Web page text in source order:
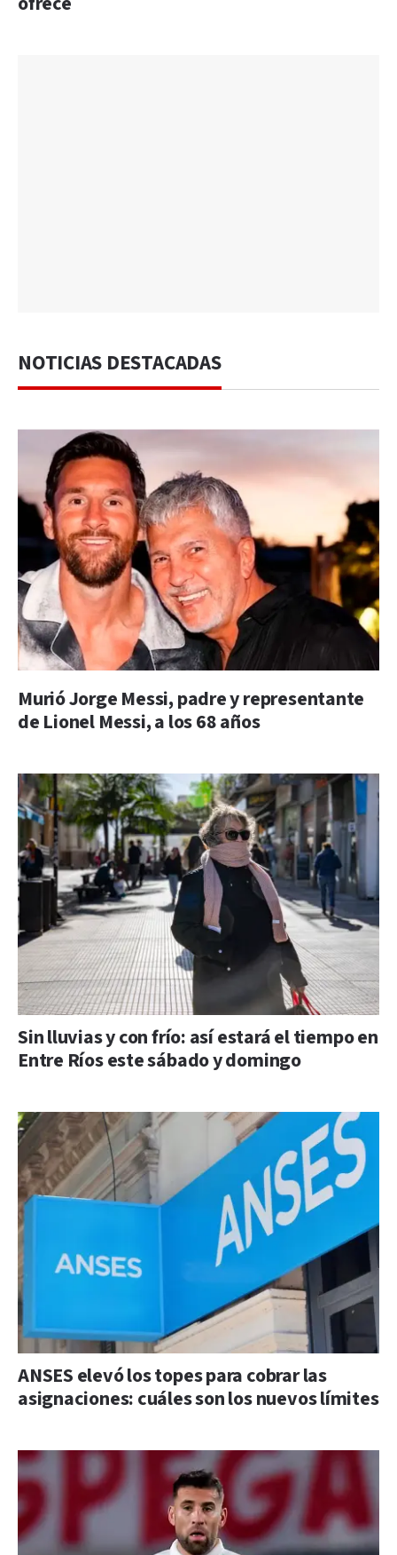
NOTICIAS DESTACADAS
Murió Jorge Messi, padre y representante
de Lionel Messi, a los 68 años
Sin lluvias y con frío: así estará el tiempo en
Entre Ríos este sábado y domingo
ANSES elevó los topes para cobrar las
asignaciones: cuáles son los nuevos límites